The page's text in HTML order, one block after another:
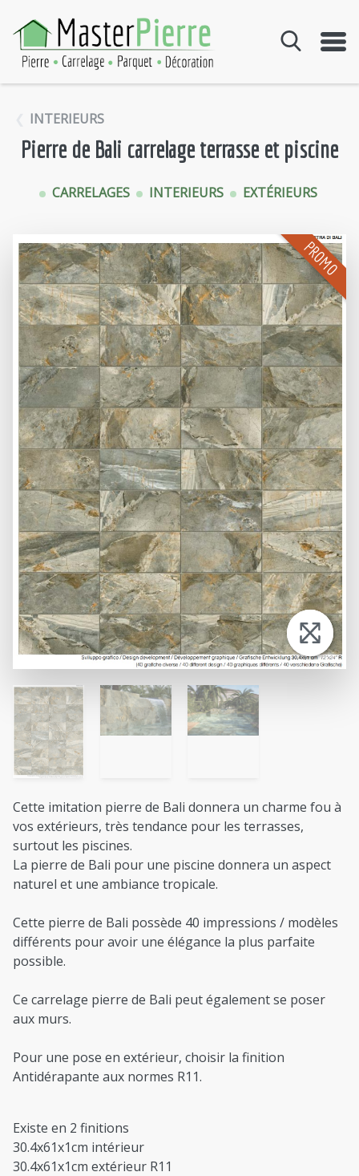
INTERIEURS
Pierre de Bali carrelage terrasse et piscine
CARRELAGES INTERIEURS EXTÉRIEURS
PROMO
Cette imitation pierre de Bali donnera un charme fou à
vos extérieurs, très tendance pour les terrasses,
surtout les piscines.
La pierre de Bali pour une piscine donnera un aspect
naturel et une ambiance tropicale.
Cette pierre de Bali possède 40 impressions / modèles
différents pour avoir une élégance la plus parfaite
possible.
Ce carrelage pierre de Bali peut également se poser
aux murs.
Pour une pose en extérieur, choisir la finition
Antidérapante aux normes R11.
Existe en 2 finitions
30.4x61x1cm intérieur
30.4x61x1cm extérieur R11